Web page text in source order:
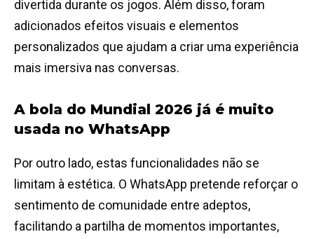
divertida durante os jogos. Além disso, foram
adicionados efeitos visuais e elementos
personalizados que ajudam a criar uma experiência
mais imersiva nas conversas.
A bola do Mundial 2026 já é muito
usada no WhatsApp
Por outro lado, estas funcionalidades não se
limitam à estética. O WhatsApp pretende reforçar o
sentimento de comunidade entre adeptos,
facilitando a partilha de momentos importantes,